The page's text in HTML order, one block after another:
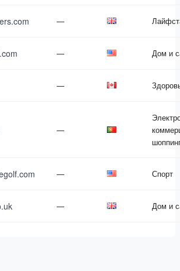
—
— Дом и
—
—
— Спорт
— Дом и